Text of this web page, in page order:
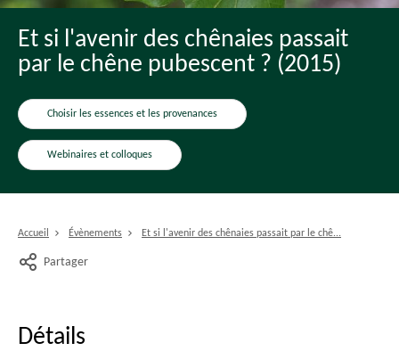
Et si l'avenir des chênaies passait
par le chêne pubescent ? (2015)
Choisir les essences et les provenances
Webinaires et colloques
Accueil Évènements Et si l'avenir des chênaies passait par le chê...
Partager
Détails